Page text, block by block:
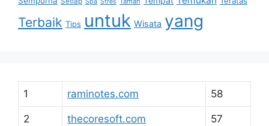
Terbaik Tips untuk Wisata yang
1 raminotes.com 58
2 thecoresoft.com 57